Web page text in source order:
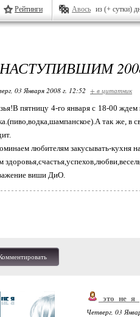
Рейтинги Авось из (+ сутки)
03 Января 2008 г. 12:52 + в цитатник
пятницу 4-го января с 18-00 ждем
так же,
любителям закусывать-кухня
виши ДиО.
_это_не_я_
Четверг, 03